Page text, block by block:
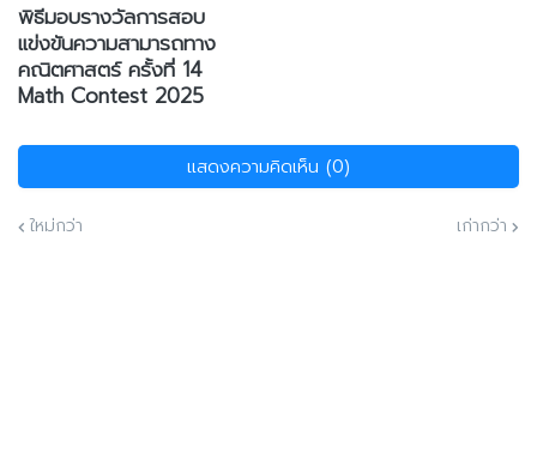
พิธีมอบรางวัลการสอบ
แข่งขันความสามารถทาง
คณิตศาสตร์ ครั้งที่ 14
Math Contest 2025
แสดงความคิดเห็น (0)
ใหม่กว่า เก่ากว่า